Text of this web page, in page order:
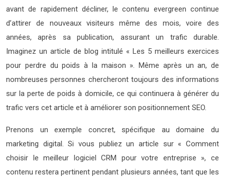
avant de rapidement décliner, le contenu evergreen continue
d’attirer de nouveaux visiteurs même des mois, voire des
années, après sa publication, assurant un trafic durable.
Imaginez un article de blog intitulé « Les 5 meilleurs exercices
pour perdre du poids à la maison ». Même après un an, de
nombreuses personnes chercheront toujours des informations
sur la perte de poids à domicile, ce qui continuera à générer du
trafic vers cet article et à améliorer son positionnement SEO.
Prenons un exemple concret, spécifique au domaine du
marketing digital. Si vous publiez un article sur « Comment
choisir le meilleur logiciel CRM pour votre entreprise », ce
contenu restera pertinent pendant plusieurs années, tant que les